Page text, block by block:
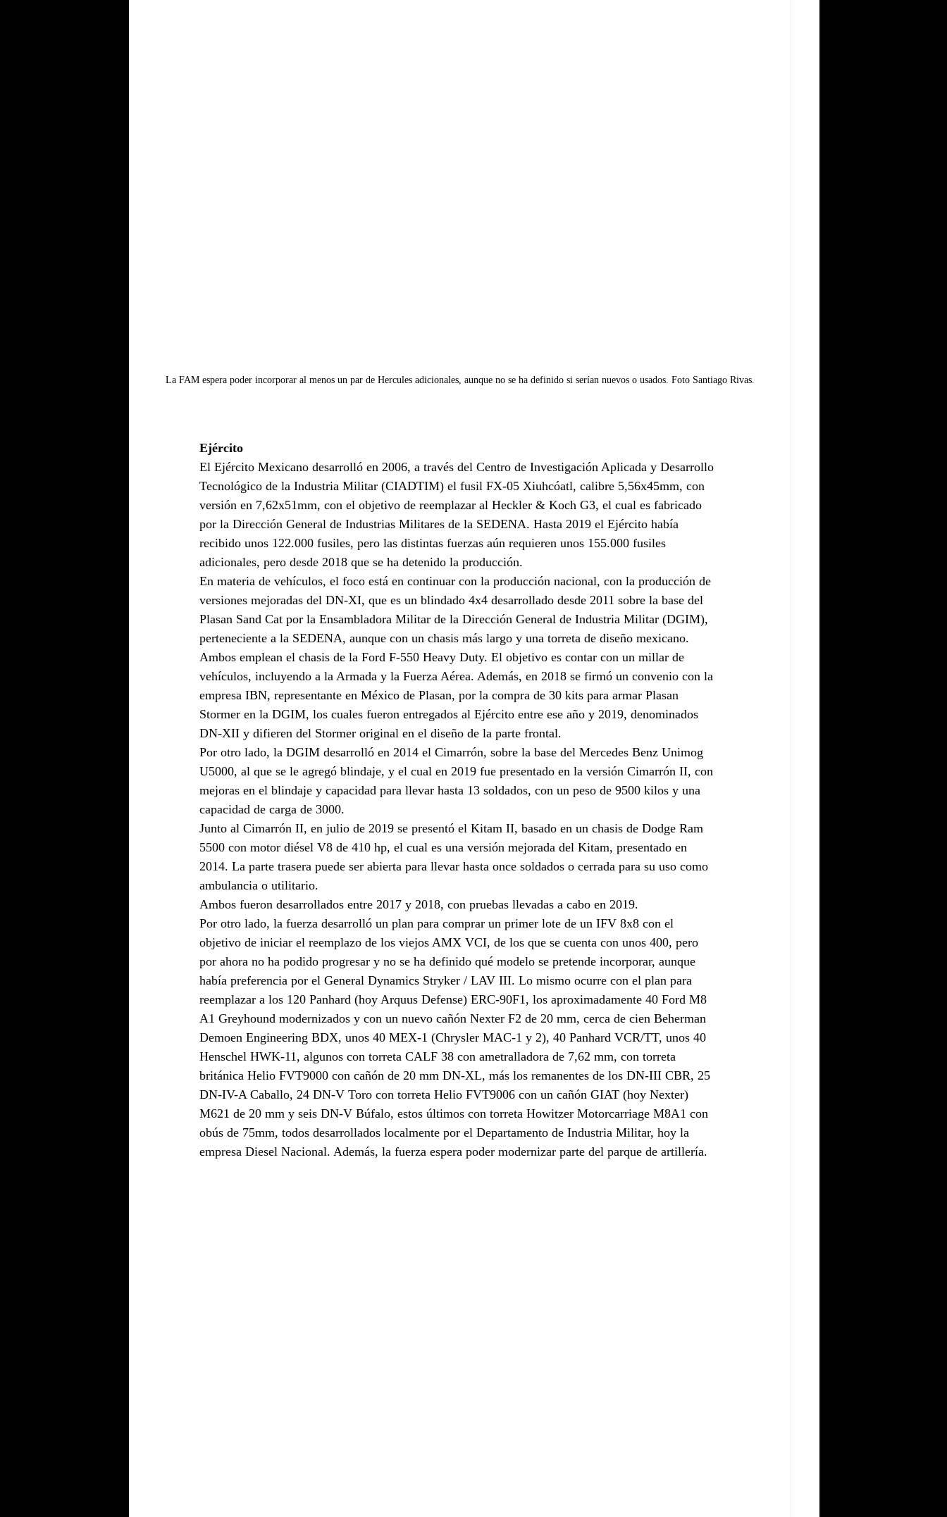
La FAM espera poder incorporar al menos un par de Hercules adicionales, aunque no se ha definido si serían nuevos o usados. Foto Santiago Rivas.
Ejército
El Ejército Mexicano desarrolló en 2006, a través del Centro de Investigación Aplicada y Desarrollo
Tecnológico de la Industria Militar (CIADTIM) el fusil FX-05 Xiuhcóatl, calibre 5,56x45mm, con
versión en 7,62x51mm, con el objetivo de reemplazar al Heckler & Koch G3, el cual es fabricado
por la Dirección General de Industrias Militares de la SEDENA. Hasta 2019 el Ejército había
recibido unos 122.000 fusiles, pero las distintas fuerzas aún requieren unos 155.000 fusiles
adicionales, pero desde 2018 que se ha detenido la producción.
En materia de vehículos, el foco está en continuar con la producción nacional, con la producción de
versiones mejoradas del DN-XI, que es un blindado 4x4 desarrollado desde 2011 sobre la base del
Plasan Sand Cat por la Ensambladora Militar de la Dirección General de Industria Militar (DGIM),
perteneciente a la SEDENA, aunque con un chasis más largo y una torreta de diseño mexicano.
Ambos emplean el chasis de la Ford F-550 Heavy Duty. El objetivo es contar con un millar de
vehículos, incluyendo a la Armada y la Fuerza Aérea. Además, en 2018 se firmó un convenio con la
empresa IBN, representante en México de Plasan, por la compra de 30 kits para armar Plasan
Stormer en la DGIM, los cuales fueron entregados al Ejército entre ese año y 2019, denominados
DN-XII y difieren del Stormer original en el diseño de la parte frontal.
Por otro lado, la DGIM desarrolló en 2014 el Cimarrón, sobre la base del Mercedes Benz Unimog
U5000, al que se le agregó blindaje, y el cual en 2019 fue presentado en la versión Cimarrón II, con
mejoras en el blindaje y capacidad para llevar hasta 13 soldados, con un peso de 9500 kilos y una
capacidad de carga de 3000.
Junto al Cimarrón II, en julio de 2019 se presentó el Kitam II, basado en un chasis de Dodge Ram
5500 con motor diésel V8 de 410 hp, el cual es una versión mejorada del Kitam, presentado en
2014. La parte trasera puede ser abierta para llevar hasta once soldados o cerrada para su uso como
ambulancia o utilitario.
Ambos fueron desarrollados entre 2017 y 2018, con pruebas llevadas a cabo en 2019.
Por otro lado, la fuerza desarrolló un plan para comprar un primer lote de un IFV 8x8 con el
objetivo de iniciar el reemplazo de los viejos AMX VCI, de los que se cuenta con unos 400, pero
por ahora no ha podido progresar y no se ha definido qué modelo se pretende incorporar, aunque
había preferencia por el General Dynamics Stryker / LAV III. Lo mismo ocurre con el plan para
reemplazar a los 120 Panhard (hoy Arquus Defense) ERC-90F1, los aproximadamente 40 Ford M8
A1 Greyhound modernizados y con un nuevo cañón Nexter F2 de 20 mm, cerca de cien Beherman
Demoen Engineering BDX, unos 40 MEX-1 (Chrysler MAC-1 y 2), 40 Panhard VCR/TT, unos 40
Henschel HWK-11, algunos con torreta CALF 38 con ametralladora de 7,62 mm, con torreta
británica Helio FVT9000 con cañón de 20 mm DN-XL, más los remanentes de los DN-III CBR, 25
DN-IV-A Caballo, 24 DN-V Toro con torreta Helio FVT9006 con un cañón GIAT (hoy Nexter)
M621 de 20 mm y seis DN-V Búfalo, estos últimos con torreta Howitzer Motorcarriage M8A1 con
obús de 75mm, todos desarrollados localmente por el Departamento de Industria Militar, hoy la
empresa Diesel Nacional. Además, la fuerza espera poder modernizar parte del parque de artillería.